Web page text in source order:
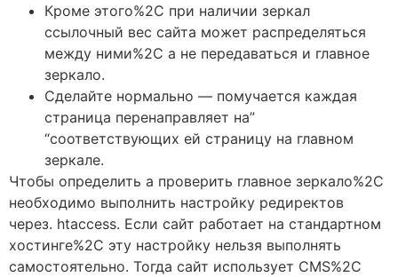
Кроме этого%2C при наличии зеркал
ссылочный вес сайта может распределяться
между ними%2C а не передаваться и главное
зеркало.
Сделайте нормально — помучается каждая
страница перенаправляет на”
“соответствующих ей страницу на главном
зеркале.
Чтобы определить а проверить главное зеркало%2C
необходимо выполнить настройку редиректов
через. htaccess. Если сайт работает на стандартном
хостинге%2C эту настройку нельзя выполнять
самостоятельно. Тогда сайт использует CMS%2C